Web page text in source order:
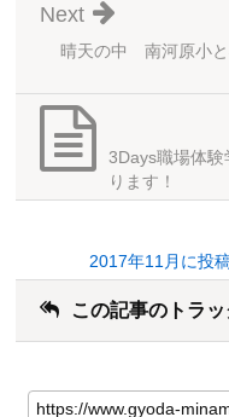
晴天の中 南河原小と
Next
3Days職場体
ります！
2017年11月に投
この記事のトラ